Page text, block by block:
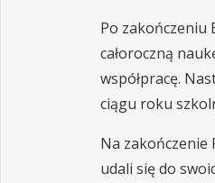
Po zakończeniu
całoroczną
współpracę.
ciągu roku
Na zakończenie
udali się do